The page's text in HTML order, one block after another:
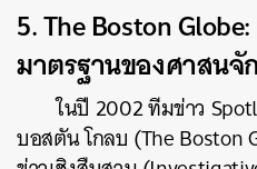
5. The Boston
มาตรฐานของศาสนจั
ในปี 2002 ทีมข่าว
บอสตัน โกลบ (The Boston